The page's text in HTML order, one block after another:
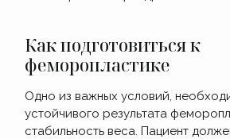
Как подготовиться к
феморопластике
Одно из важных условий,
устойчивого результата
стабильность веса. Пациент